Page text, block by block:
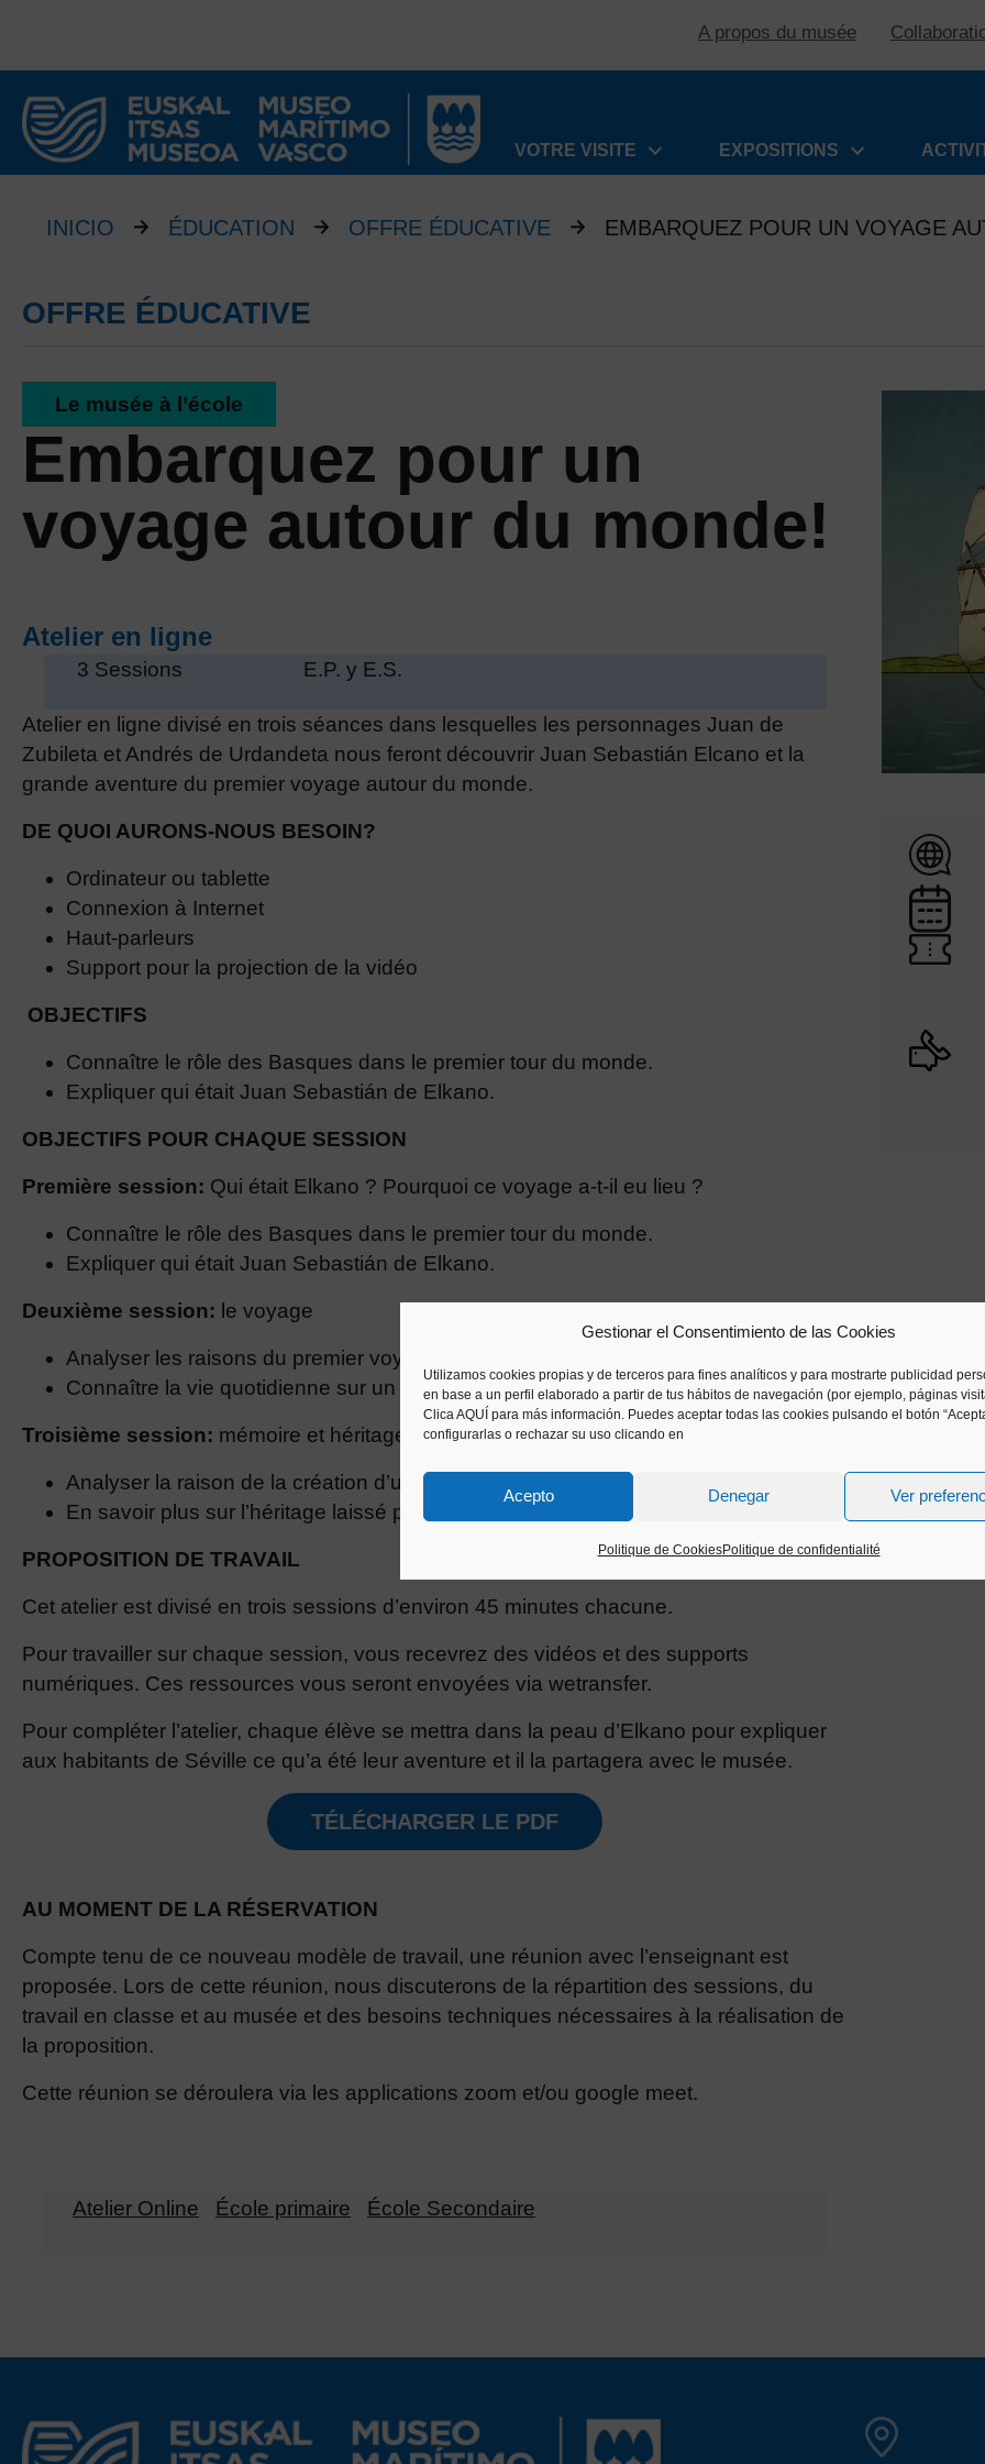
Gestionar el Consentimiento de las Cookies
Utilizamos cookies propias y de terceros para fines analíticos y para mostrarte publicidad
en base a un perfil elaborado a partir de tus hábitos de navegación (por ejemplo, páginas
Clica AQUÍ para más información. Puedes aceptar todas las cookies pulsando el botón
configurarlas o rechazar su uso clicando en
Acepto Denegar Ver
Politique de CookiesPolitique de confidentialité
A propos du musée
VOTRE VISITE EXPOSITIONS
INICIO ÉDUCATION OFFRE ÉDUCATIVE EMBARQUEZ POUR UN VOYAGE
OFFRE ÉDUCATIVE
Le musée à l’école
Embarquez pour un
voyage autour du monde!
Atelier en ligne
3 Sessions E.P. y E.S.
Atelier en ligne divisé en trois séances dans lesquelles les personnages Juan de
Zubileta et Andrés de Urdandeta nous feront découvrir Juan Sebastián Elcano et la
grande aventure du premier voyage autour du monde.
DE QUOI AURONS-NOUS BESOIN?
Ordinateur ou tablette
Connexion à Internet
Haut-parleurs
Support pour la projection de la vidéo
OBJECTIFS
Connaître le rôle des Basques dans le premier tour du monde.
Expliquer qui était Juan Sebastián de Elkano.
OBJECTIFS POUR CHAQUE SESSION
Première session: Qui était Elkano ? Pourquoi ce voyage a-t-il eu lieu ?
Connaître le rôle des Basques dans le premier tour du monde.
Expliquer qui était Juan Sebastián de Elkano.
Deuxième session: le voyage
Analyser les raisons du premier voyage autour du monde (épices...).
Connaître la vie quotidienne sur un navire (nourriture...).
Troisième session: mémoire et héritage
Analyser la raison de la création d’une image d’Elkano.
En savoir plus sur l’héritage laissé par Elkano.
PROPOSITION DE TRAVAIL
Cet atelier est divisé en trois sessions d’environ 45 minutes chacune.
Pour travailler sur chaque session, vous recevrez des vidéos et des supports
numériques. Ces ressources vous seront envoyées via wetransfer.
Pour compléter l’atelier, chaque élève se mettra dans la peau d’Elkano pour expliquer
aux habitants de Séville ce qu’a été leur aventure et il la partagera avec le musée.
TÉLÉCHARGER LE PDF
AU MOMENT DE LA RÉSERVATION
Compte tenu de ce nouveau modèle de travail, une réunion avec l’enseignant est
proposée. Lors de cette réunion, nous discuterons de la répartition des sessions, du
travail en classe et au musée et des besoins techniques nécessaires à la réalisation de
la proposition.
Cette réunion se déroulera via les applications zoom et/ou google meet.
Atelier Online École primaire École Secondaire